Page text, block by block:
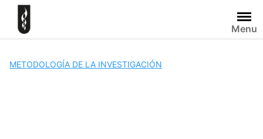
Skip
content
Menu
METODOLOGÍA DE LA INVESTIGACIÓN